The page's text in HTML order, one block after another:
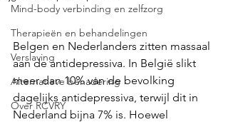
Mind-body verbinding en zelfzorg
Therapieën en behandelingen
Verslaving
Alternatieve benadering
Over RCVRY
Belgen en Nederlanders zitten massaal
aan de antidepressiva. In België slikt
meer dan 10% van de bevolking
dagelijks antidepressiva, terwijl dit in
Nederland bijna 7% is. Hoewel